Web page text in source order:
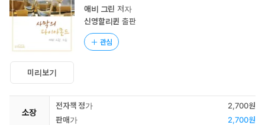
미리보기
애비 그린 저자
신영할리퀸 출판
관심
소장
전자책 정가
2,700원
판매가
2,700원